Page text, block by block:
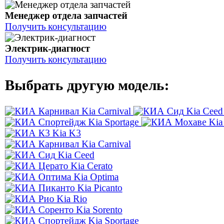
Менеджер отдела запчастей
Получить консультацию
Электрик-диагност
Получить консультацию
Выбрать другую модель:
Kia Carnival Kia Ceed
Kia Sportage
Kia
Kia K3
Kia Carnival
Kia Ceed
Kia Cerato
Kia Optima
Kia Picanto
Kia Rio
Kia Sorento
Kia Sportage